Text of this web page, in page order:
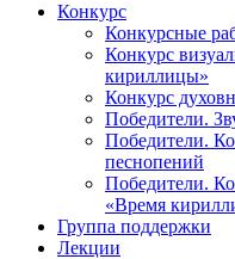
Конкурс
Конкурсные
Конкурс
кириллицы»
Конкурс
Победители.
Победители.
песнопений
Победители.
«Время
Группа поддержки
Лекции